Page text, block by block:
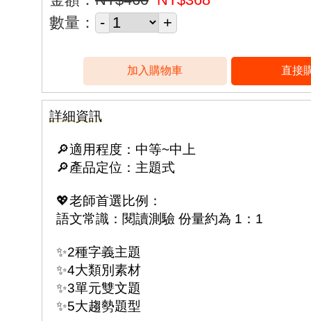
數量：
詳細資訊
🔎適用程度：中等~中上
🔎產品定位：主題式
💖老師首選比例：
語文常識：閱讀測驗 份量約為 1：1
✨2種字義主題
✨4大類別素材
✨3單元雙文題
✨5大趨勢題型